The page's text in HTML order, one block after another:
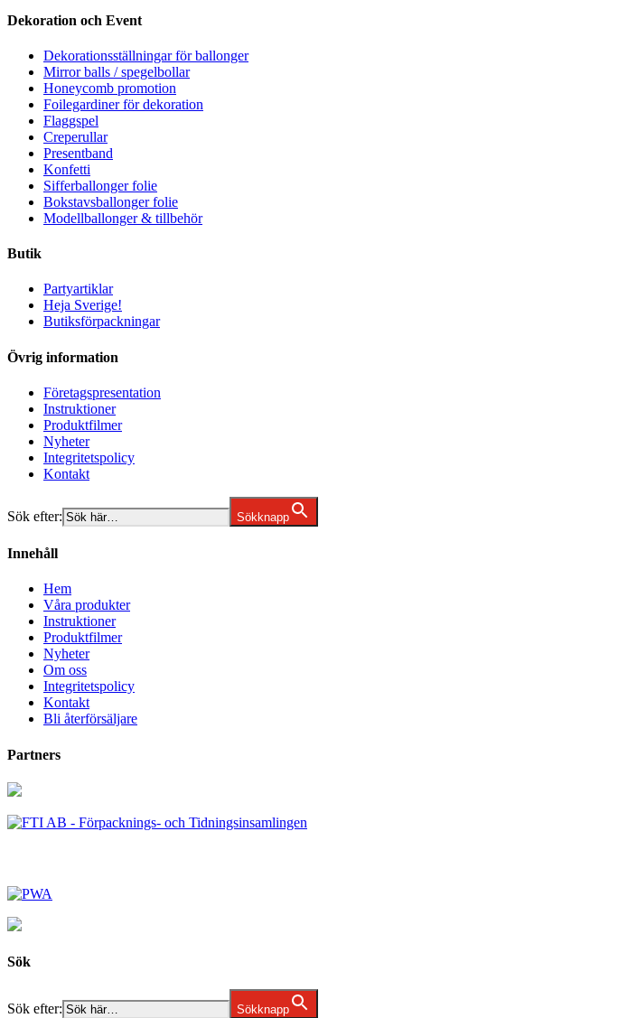
Dekoration och Event
Dekorationsställningar för ballonger
Mirror balls / spegelbollar
Honeycomb promotion
Foilegardiner för dekoration
Flaggspel
Creperullar
Presentband
Konfetti
Sifferballonger folie
Bokstavsballonger folie
Modellballonger & tillbehör
Butik
Partyartiklar
Heja Sverige!
Butiksförpackningar
Övrig information
Företagspresentation
Instruktioner
Produktfilmer
Nyheter
Integritetspolicy
Kontakt
Sök efter: Sökknapp
Innehåll
Hem
Våra produkter
Instruktioner
Produktfilmer
Nyheter
Om oss
Integritetspolicy
Kontakt
Bli återförsäljare
Partners
Sök
Sök efter: Sökknapp